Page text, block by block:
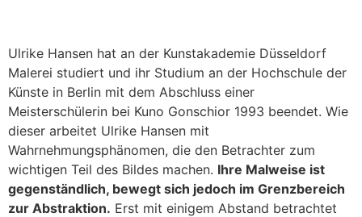
Ulrike Hansen hat an der Kunstakademie Düsseldorf
Malerei studiert und ihr Studium an der Hochschule der
Künste in Berlin mit dem Abschluss einer
Meisterschülerin bei Kuno Gonschior 1993 beendet. Wie
dieser arbeitet Ulrike Hansen mit
Wahrnehmungsphänomen, die den Betrachter zum
wichtigen Teil des Bildes machen. Ihre Malweise ist
gegenständlich, bewegt sich jedoch im Grenzbereich
zur Abstraktion. Erst mit einigem Abstand betrachtet